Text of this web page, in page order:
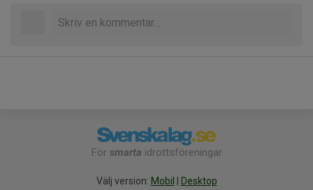
För smarta idrottsföreningar
Välj version: Mobil Desktop